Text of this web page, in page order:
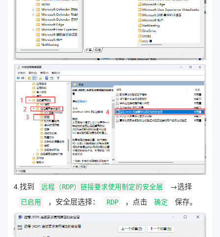
4.找到 远程（RDP）链接要求使用制定的安全层 →选择
已启用 ，安全层选择： RDP ，点击 确定 保存。